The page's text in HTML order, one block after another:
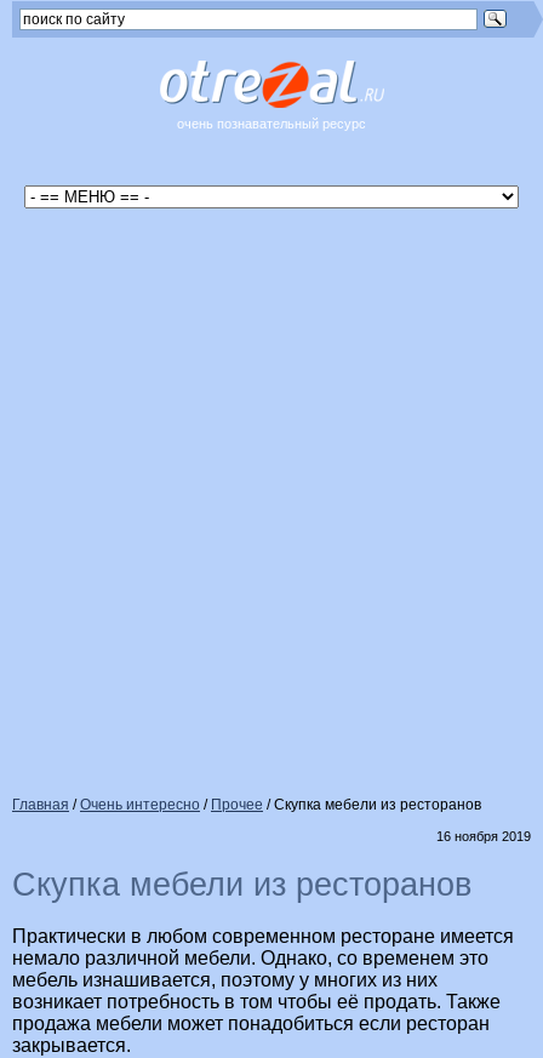
очень познавательный ресурс
Главная /Очень интересно / Прочее /Скупка мебели из ресторанов
16 ноября 2019
Скупка мебели из ресторанов
Практически в любом современном ресторане имеется
немало различной мебели. Однако, со временем это
мебель изнашивается, поэтому у многих из них
возникает потребность в том чтобы её продать. Также
продажа мебели может понадобиться если ресторан
закрывается.